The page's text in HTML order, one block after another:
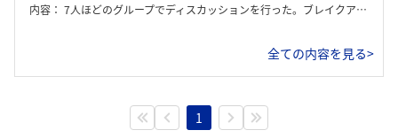
内容： 7人ほどのグループでディスカッションを行った。ブレイクアウトルームや画面共有機能なども自由に使用でき、最終日は5分程度で発表を行った。発表の際も、3日間で作成したパワーポイント資料を共有しながらプレゼンをした。班に内定者の方が1人常駐し、議論が行き詰まった時に助け舟を出してくださったり、インターン終了後には一人一人に丁寧なフィードバックをしてくださった。ディスカッションの他にも、人事部以外の社員の方に質問する時間があったりと盛り沢山な内容だった。
全ての内容を見る>
1